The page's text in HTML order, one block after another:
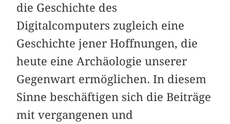
die Geschichte des
Digitalcomputers zugleich eine
Geschichte jener Hoffnungen, die
heute eine Archäologie unserer
Gegenwart ermöglichen. In diesem
Sinne beschäftigen sich die Beiträge
mit vergangenen und